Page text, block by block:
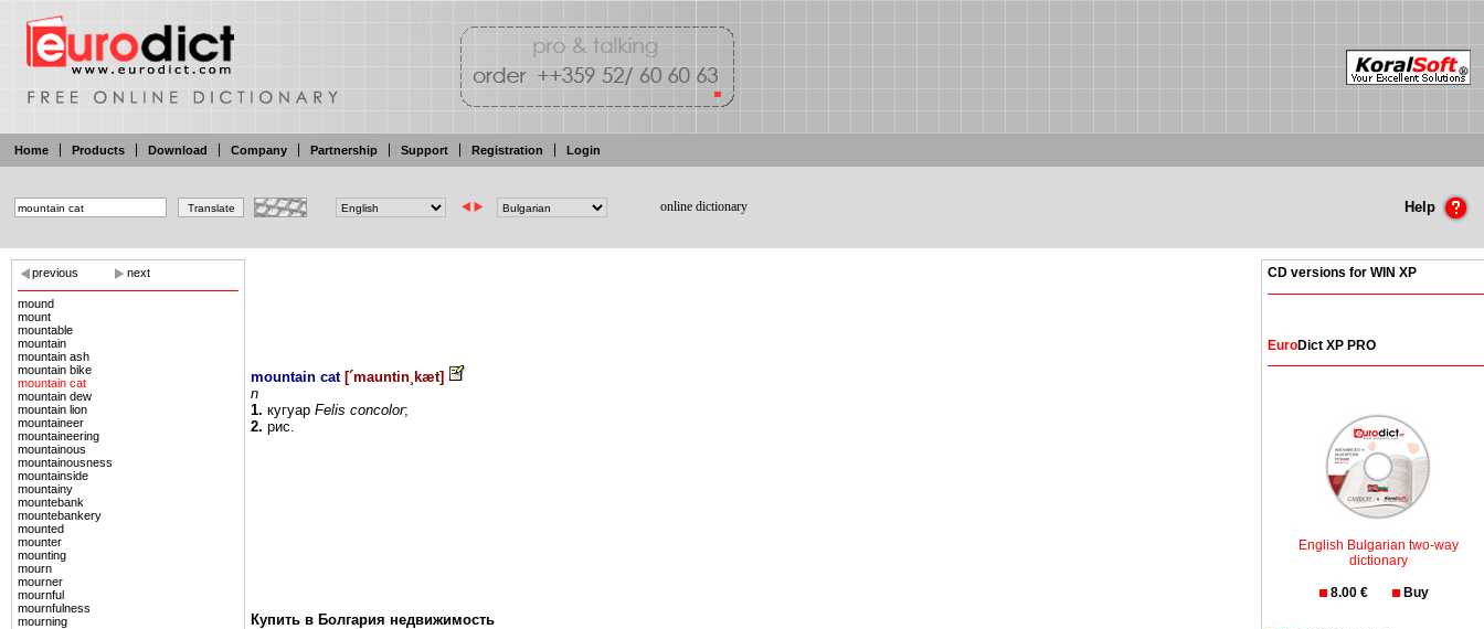
Home Products Download Company Partnership Support Registration Login
online dictionary Help
previous next
mound
mount
mountable
mountain
mountain ash
mountain bike
mountain cat
mountain dew
mountain lion
mountaineer
mountaineering
mountainous
mountainousness
mountainside
mountainy
mountebank
mountebankery
mounted
mounter
mounting
mourn
mourner
mournful
mournfulness
mourning
mountain cat [´mauntin¸kæt]
n
1. кугуар Felis concolor;
2. рис.
Купить в Болгария недвижимость
CD versions for WIN XP
EuroDict XP PRO
English Bulgarian two-way
dictionary
8.00 € Buy